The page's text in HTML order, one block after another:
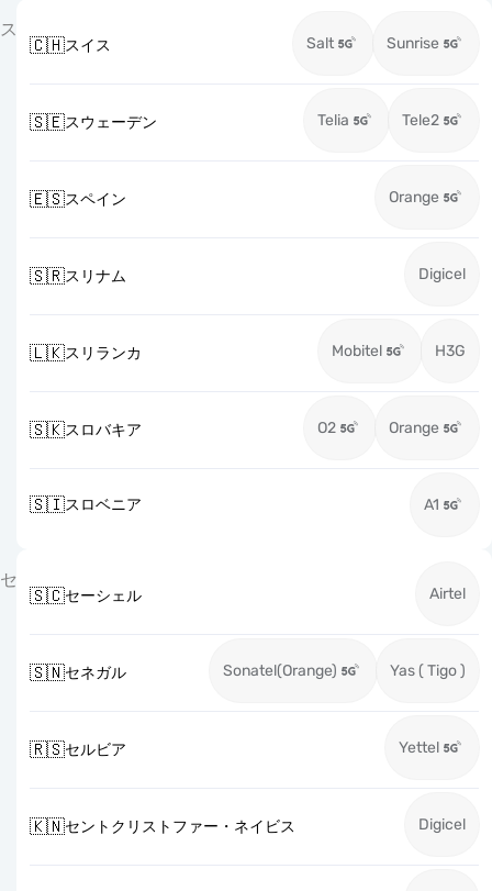
ス
🇨🇭スイス Salt Sunrise
🇸🇪スウェーデン Telia Tele2
🇪🇸スペイン Orange
🇸🇷スリナム Digicel
🇱🇰スリランカ Mobitel H3G
🇸🇰スロバキア O2 Orange
🇸🇮スロベニア A1
セ
🇸🇨セーシェル Airtel
🇸🇳セネガル Sonatel(Orange) Yas ( Tigo )
🇷🇸セルビア Yettel
🇰🇳セントクリストファー・ネイビス Digicel